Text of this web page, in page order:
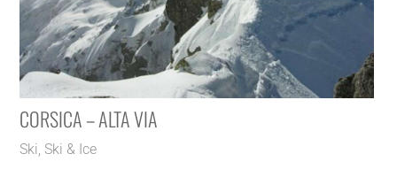
CORSICA – ALTA VIA
Ski,Ski & Ice